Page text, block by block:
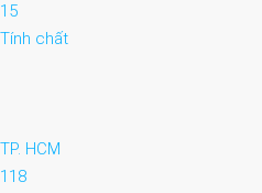
15
Tính chất
TP. HCM
118